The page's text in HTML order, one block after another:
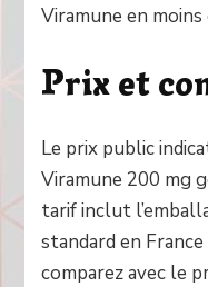
Viramune en moins
Prix et
Le prix public
Viramune 200 mg
tarif inclut
standard en
comparez avec le